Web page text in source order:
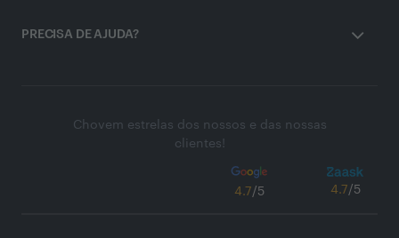
PRECISA DE AJUDA?
Chovem estrelas dos nossos e das nossas
clientes!
4.7/5 4.7/5